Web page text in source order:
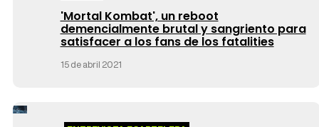
'Mortal Kombat', un reboot
demencialmente brutal y sangriento para
satisfacer a los fans de los fatalities
15 de abril 2021